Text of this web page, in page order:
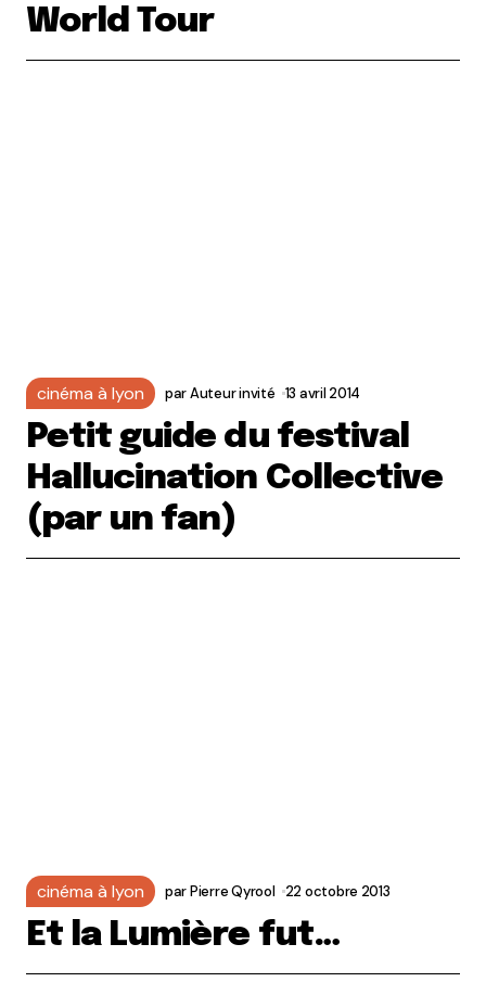
World Tour
cinéma à lyon parAuteur invité 13 avril 2014
Petit guide du festival
Hallucination Collective
(par un fan)
cinéma à lyon parPierre Qyrool 22 octobre 2013
Et la Lumière fut…